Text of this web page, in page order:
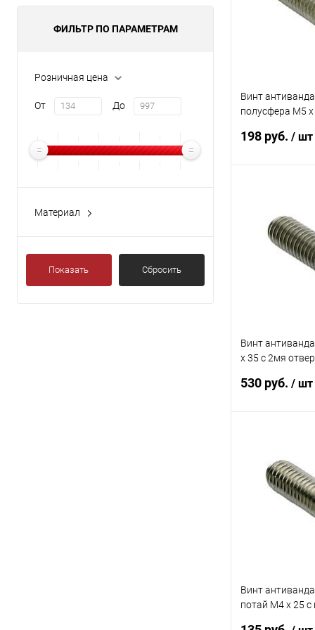
ФИЛЬТР ПО ПАРАМЕТРАМ
Розничная цена
От До
Материал
Показать Сбросить
Винт
полусфера M5
10шт)
198 руб. / шт
Купить в 1
В избранное
Винт
x 35 с 2мя
530 руб. / шт
Купить в 1
В избранное
Винт
потай M4 x 25 с